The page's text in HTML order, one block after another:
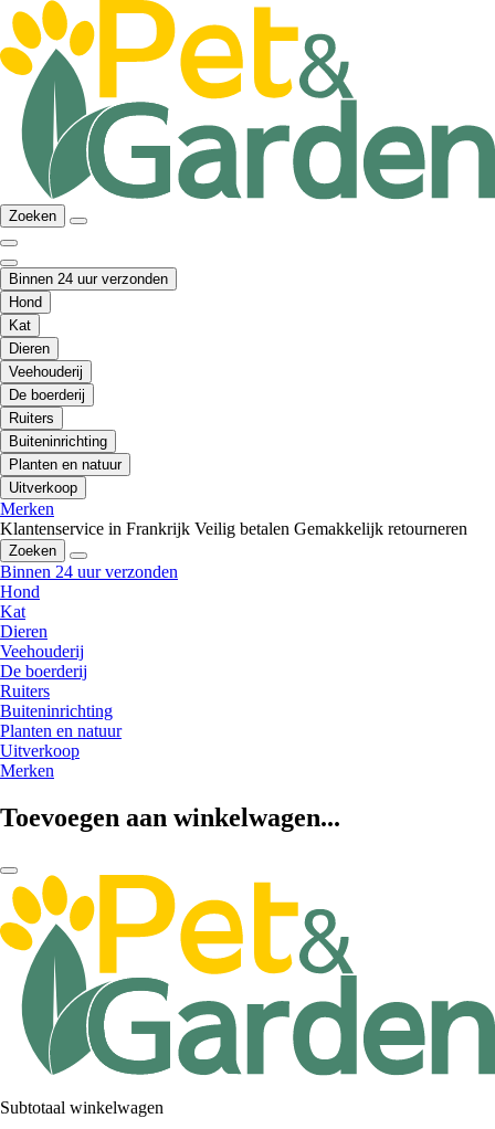
Zoeken
Binnen 24 uur verzonden
Hond
Kat
Dieren
Veehouderij
De boerderij
Ruiters
Buiteninrichting
Planten en natuur
Uitverkoop
Merken
Klantenservice in Frankrijk Veilig betalen Gemakkelijk retourneren
Zoeken
Binnen 24 uur verzonden
Hond
Kat
Dieren
Veehouderij
De boerderij
Ruiters
Buiteninrichting
Planten en natuur
Uitverkoop
Merken
Toevoegen aan winkelwagen...
Subtotaal winkelwagen